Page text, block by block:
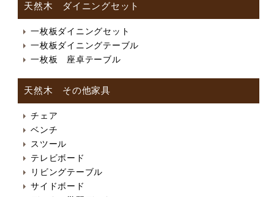
天然木 ダイニングセット
一枚板ダイニングセット
一枚板ダイニングテーブル
一枚板 座卓テーブル
天然木 その他家具
チェア
ベンチ
スツール
テレビボード
リビングテーブル
サイドボード